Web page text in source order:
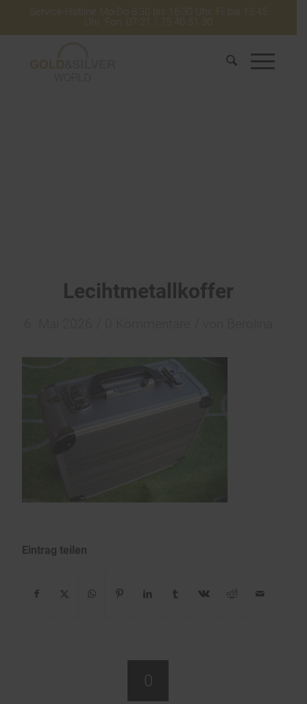
Service-Hotline Mo-Do 8:30 bis 16:30 Uhr. Fr bis 13:45
Uhr. Fon: 07 21 / 75 40 51 30
Lecihtmetallkoffer
Eintrag teilen
0